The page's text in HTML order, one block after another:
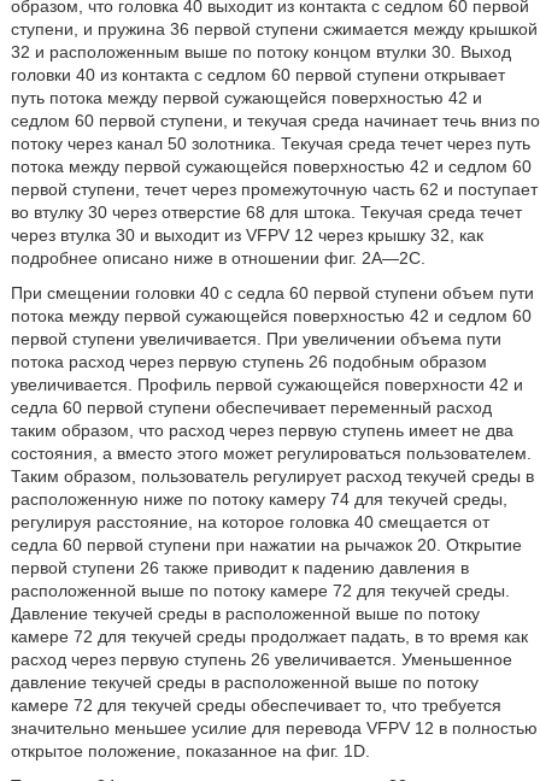
образом, что головка 40 выходит из контакта с седлом 60 первой
ступени, и пружина 36 первой ступени сжимается между крышкой
32 и расположенным выше по потоку концом втулки 30. Выход
головки 40 из контакта с седлом 60 первой ступени открывает
путь потока между первой сужающейся поверхностью 42 и
седлом 60 первой ступени, и текучая среда начинает течь вниз по
потоку через канал 50 золотника. Текучая среда течет через путь
потока между первой сужающейся поверхностью 42 и седлом 60
первой ступени, течет через промежуточную часть 62 и поступает
во втулку 30 через отверстие 68 для штока. Текучая среда течет
через втулка 30 и выходит из VFPV 12 через крышку 32, как
подробнее описано ниже в отношении фиг. 2A—2C.
При смещении головки 40 с седла 60 первой ступени объем пути
потока между первой сужающейся поверхностью 42 и седлом 60
первой ступени увеличивается. При увеличении объема пути
потока расход через первую ступень 26 подобным образом
увеличивается. Профиль первой сужающейся поверхности 42 и
седла 60 первой ступени обеспечивает переменный расход
таким образом, что расход через первую ступень имеет не два
состояния, а вместо этого может регулироваться пользователем.
Таким образом, пользователь регулирует расход текучей среды в
расположенную ниже по потоку камеру 74 для текучей среды,
регулируя расстояние, на которое головка 40 смещается от
седла 60 первой ступени при нажатии на рычажок 20. Открытие
первой ступени 26 также приводит к падению давления в
расположенной выше по потоку камере 72 для текучей среды.
Давление текучей среды в расположенной выше по потоку
камере 72 для текучей среды продолжает падать, в то время как
расход через первую ступень 26 увеличивается. Уменьшенное
давление текучей среды в расположенной выше по потоку
камере 72 для текучей среды обеспечивает то, что требуется
значительно меньшее усилие для перевода VFPV 12 в полностью
открытое положение, показанное на фиг. 1D.